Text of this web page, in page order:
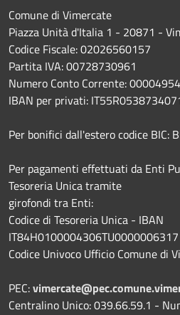
Comune di Vimercate
Piazza Unità d'Italia 1 - 20871 -
Codice Fiscale: 02026560157
Partita IVA: 00728730961
Numero Conto Corrente:
IBAN per privati:
Per bonifici dall'estero codice BIC:
Per pagamenti effettuati da Enti
Tesoreria Unica tramite
girofondi tra Enti:
Codice di Tesoreria Unica - IBAN
IT84H0100004306TU0000006317
Codice Univoco Ufficio Comune di
PEC:
Centralino Unico: 039.66.59.1 -